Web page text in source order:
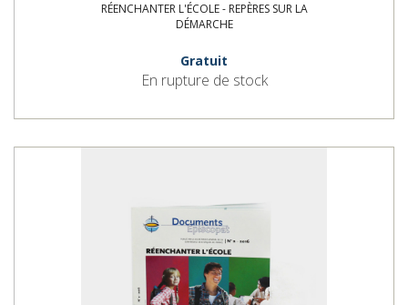
RÉENCHANTER L'ÉCOLE - REPÈRES SUR LA
DÉMARCHE
Gratuit
En rupture de stock